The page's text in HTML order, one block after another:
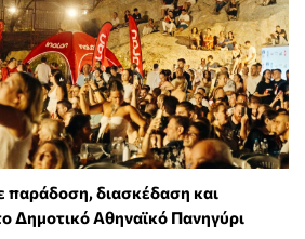
παράδοση, διασκέδαση και
Δημοτικό Αθηναϊκό Πανηγύρι